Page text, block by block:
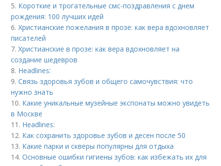
5. Короткие и трогательные смс-поздравления с днем
рождения: 100 лучших идей
6.Христианские пожелания в прозе: как вера вдохновляет
писателей
7.Христианские в прозе: как вера вдохновляет на
создание шедевров
8. Headlines:
9.Связь здоровья зубов и общего самочувствия: что
нужно знать
10. Какие уникальные музейные экспонаты можно увидеть
в Москве
11. Headlines:
12. Как сохранить здоровье зубов и десен после 50
13. Какие парки и скверы популярны для отдыха
14.Основные ошибки гигиены зубов: как избежать их для